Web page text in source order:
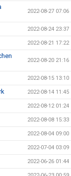
2022-08-27 07:06
2022-08-24 23:37
2022-08-21 17:22
2022-08-20 21:16
2022-08-15 13:10
2022-08-14 11:45
2022-08-12 01:24
2022-08-08 15:33
2022-08-04 09:00
2022-07-04 03:09
2022-06-26 01:44